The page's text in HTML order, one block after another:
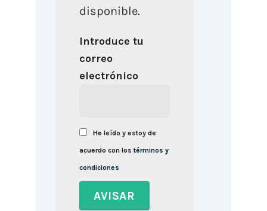
disponible.
Introduce tu
correo
electrónico
He leído y estoy de
acuerdo con lostérminos y
condiciones